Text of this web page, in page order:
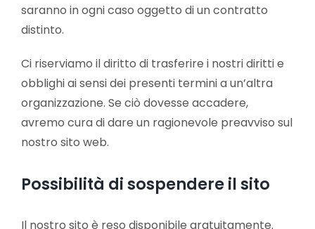
saranno in ogni caso oggetto di un contratto
distinto.
Ci riserviamo il diritto di trasferire i nostri diritti e
obblighi ai sensi dei presenti termini a un’altra
organizzazione. Se ciò dovesse accadere,
avremo cura di dare un ragionevole preavviso sul
nostro sito web.
Possibilità di sospendere il sito
Il nostro sito è reso disponibile gratuitamente.